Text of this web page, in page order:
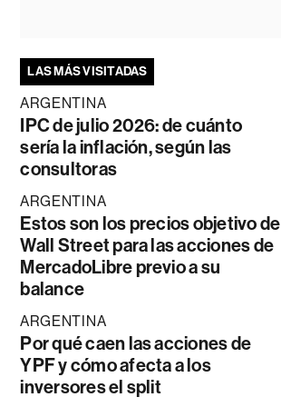
LAS MÁS VISITADAS
ARGENTINA
IPC de julio 2026: de cuánto
sería la inflación, según las
consultoras
ARGENTINA
Estos son los precios objetivo de
Wall Street para las acciones de
MercadoLibre previo a su
balance
ARGENTINA
Por qué caen las acciones de
YPF y cómo afecta a los
inversores el split